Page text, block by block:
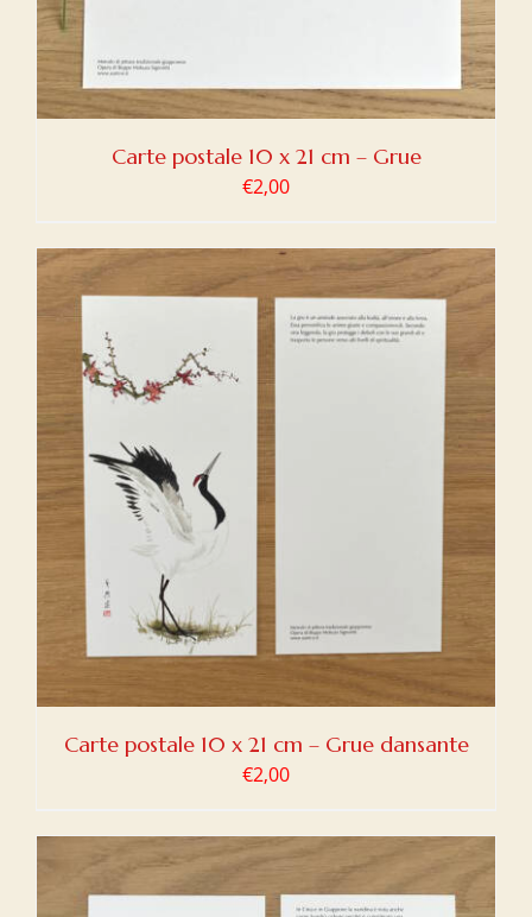
Carte postale 10 x 21 cm – Grue
€2,00
Carte postale 10 x 21 cm – Grue dansante
€2,00